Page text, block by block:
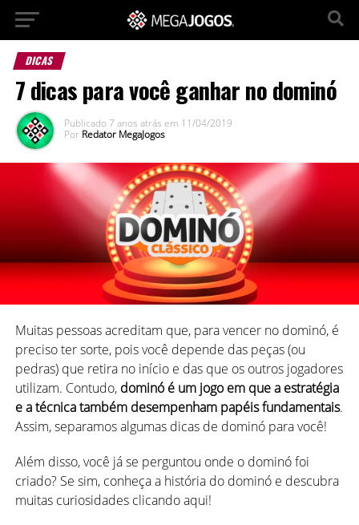
DICAS
7 dicas para você ganhar no dominó
Publicado 7 anos atrás em 11/04/2019
Por Redator MegaJogos
Muitas pessoas acreditam que, para vencer no dominó, é
preciso ter sorte, pois você depende das peças (ou
pedras) que retira no início e das que os outros jogadores
utilizam. Contudo, dominó é um jogo em que a estratégia
e a técnica também desempenham papéis fundamentais.
Assim, separamos algumas dicas de dominó para você!
Além disso, você já se perguntou onde o dominó foi
criado? Se sim, conheça a história do dominó e descubra
muitas curiosidades clicando aqui!